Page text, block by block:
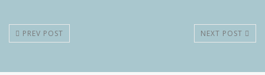
PREV POST NEXT POST